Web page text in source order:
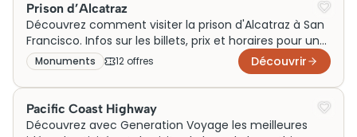
Prison d’Alcatraz
Découvrez comment visiter la prison d'Alcatraz à San
Francisco. Infos sur les billets, prix et horaires pour une
visite inoubliable! Réservez dès maintenant!
Monuments 12 offres Découvrir
Pacific Coast Highway
Découvrez avec Generation Voyage les meilleures